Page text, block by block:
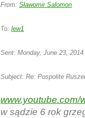
From: Sławomir Salomon
To: lew1
Sent: Monday, June 23,
Subject: Re: Pospolite
www.youtube.com/
w sądzie 6 rok